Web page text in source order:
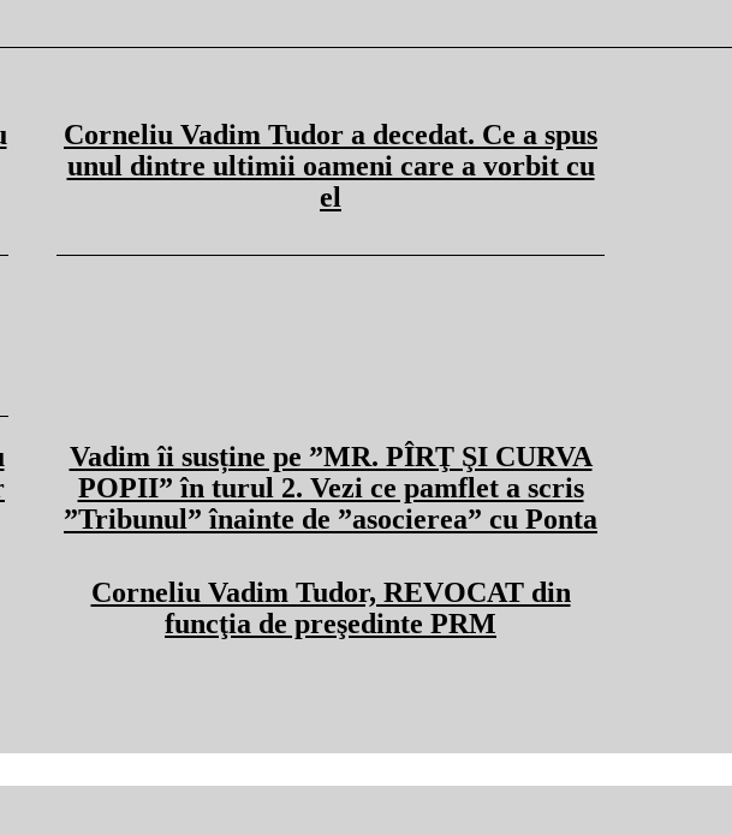
Corneliu Vadim Tudor a decedat. Ce a spus
unul dintre ultimii oameni care a vorbit cu
el
Vadim îi susține pe ”MR. PÎRŢ ŞI CURVA
POPII” în turul 2. Vezi ce pamflet a scris
”Tribunul” înainte de ”asocierea” cu Ponta
Corneliu Vadim Tudor, REVOCAT din
funcţia de preşedinte PRM